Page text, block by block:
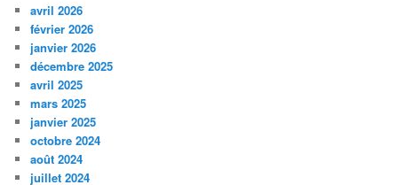
avril 2026
février 2026
janvier 2026
décembre 2025
avril 2025
mars 2025
janvier 2025
octobre 2024
août 2024
juillet 2024